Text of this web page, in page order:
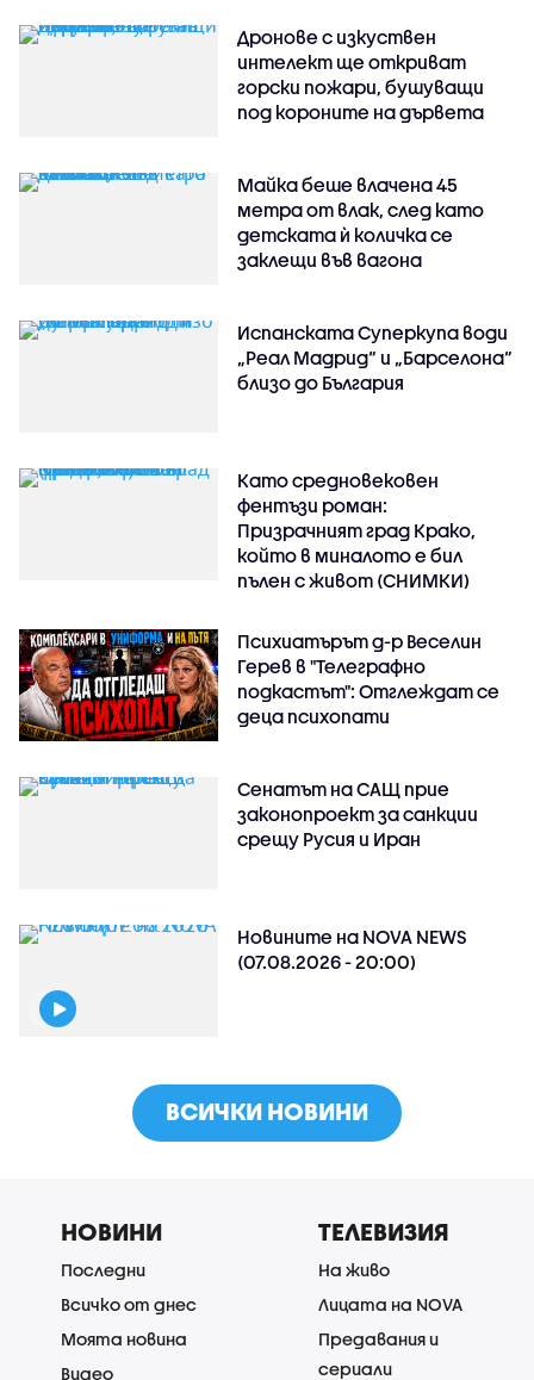
Дронове с изкуствен
интелект ще откриват
горски пожари, бушуващи
под короните на дървета
Майка беше влачена 45
метра от влак, след като
детската ѝ количка се
заклещи във вагона
Испанската Суперкупа води
„Реал Мадрид“ и „Барселона“
близо до България
Като средновековен
фентъзи роман:
Призрачният град Крако,
който в миналото е бил
пълен с живот (СНИМКИ)
Психиатърът д-р Веселин
Герев в "Телеграфно
подкастът": Отглеждат се
деца психопати
Сенатът на САЩ прие
законопроект за санкции
срещу Русия и Иран
Новините на NOVA NEWS
(07.08.2026 - 20:00)
ВСИЧКИ НОВИНИ
НОВИНИ
Последни
Всичко от днес
Моята новина
Видео
ТЕЛЕВИЗИЯ
На живо
Лицата на NOVA
Предавания и
сериали